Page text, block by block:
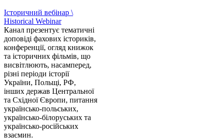
Історичний вебінар \
Historical Webinar
Канал презентує тематичні
доповіді фахових істориків,
конференції, огляд книжок
та історичних фільмів, що
висвітлюють, насамперед,
різні періоди історії
України, Польщі, РФ,
інших держав Центральної
та Східної Європи, питання
українсько-польських,
українсько-білоруських та
українсько-російських
взаємин.